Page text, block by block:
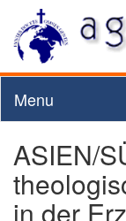
Menu
ASIEN/
in der